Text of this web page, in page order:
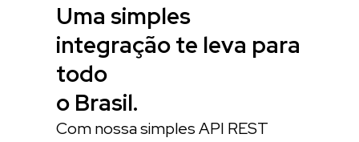
Uma simples
integração te leva para
todo
o Brasil.
Com nossa simples API REST